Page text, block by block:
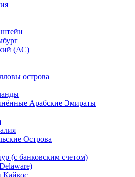
(АС)
острова
Арабские Эмираты
Острова
(c банковским счетом)
Кайкос